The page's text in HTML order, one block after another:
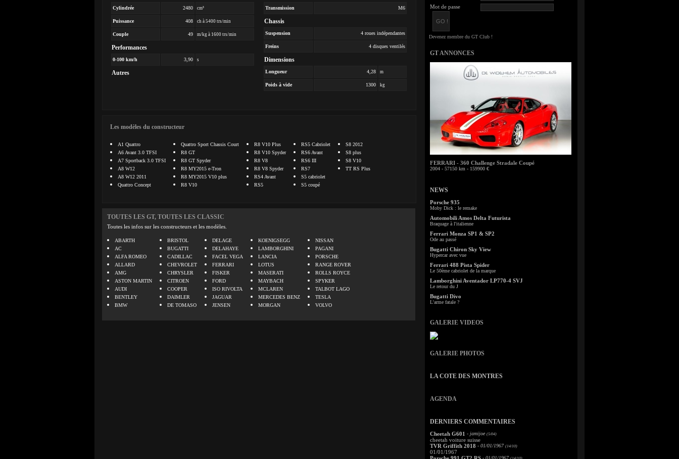
Cylindrée 2480 cm³
Puissance 408 ch à 5400 trs/min
Couple 49 m/kg à 1600 trs/min
Performances
0-100 km/h 3,90 s
Autres
Transmission M6
Chassis
Suspension 4 roues indépendantes
Freins 4 disques ventilés
Dimensions
Longueur 4,28 m
Poids à vide 1300 kg
Les modèles du constructeur
A1 Quattro
A6 Avant 3.0 TFSI
A7 Sportback 3.0 TFSI
A8 W12
A8 W12 2011
Quattro Concept
Quattro Sport Chassis Court
R8 GT
R8 GT Spyder
R8 MY2015 e-Tron
R8 MY2015 V10 plus
R8 V10
R8 V10 Plus
R8 V10 Spyder
R8 V8
R8 V8 Spyder
RS4 Avant
RS5
RS5 Cabriolet
RS6 Avant
RS6 III
RS7
S5 cabriolet
S5 coupé
S8 2012
S8 plus
S8 V10
TT RS Plus
TOUTES LES GT, TOUTES LES CLASSIC
Toutes les infos sur les constructeurs et les modèles.
ABARTH
AC
ALFA ROMEO
ALLARD
AMG
ASTON MARTIN
AUDI
BENTLEY
BMW
BRISTOL
BUGATTI
CADILLAC
CHEVROLET
CHRYSLER
CITROEN
COOPER
DAIMLER
DE TOMASO
DELAGE
DELAHAYE
FACEL VEGA
FERRARI
FISKER
FORD
ISO RIVOLTA
JAGUAR
JENSEN
KOENIGSEGG
LAMBORGHINI
LANCIA
LOTUS
MASERATI
MAYBACH
MCLAREN
MERCEDES BENZ
MORGAN
NISSAN
PAGANI
PORSCHE
RANGE ROVER
ROLLS ROYCE
SPYKER
TALBOT LAGO
TESLA
VOLVO
Mot de passe
GT ANNONCES
FERRARI - 360 Challenge Stradale Coupé
2004 - 57150 km - 159900 €
NEWS
Porsche 935
Moby Dick : le remake
Automobili Amos Delta Futurista
Braquage à l'italienne
Ferrari Monza SP1 & SP2
Ode au passé
Bugatti Chiron Sky View
Hypercar avec vue
Ferrari 488 Pista Spider
Le 50ème cabriolet de la marque
Lamborghini Aventador LP770-4 SVJ
Le retour du J
Bugatti Divo
L'arme fatale ?
GALERIE VIDEOS
GALERIE PHOTOS
LA COTE DES MONTRES
AGENDA
DERNIERS COMMENTAIRES
Cheetah G601 - jamijoe (5/04)
cheetah voiture suisse
TVR Griffith 2018 - 01/01/1967 (14/10)
01/01/1967
- 01/01/1967